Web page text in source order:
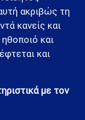
ακριβώς τη
κανείς και
και
και
με τον